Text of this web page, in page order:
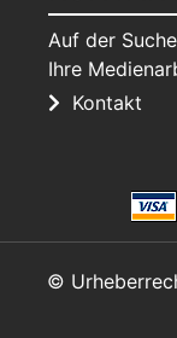
Auf der
Ihre
Kontakt
©